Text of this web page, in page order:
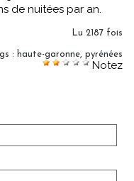
de nuitées par an.
Lu 2187 fois
: haute-garonne pyrénées
Notez